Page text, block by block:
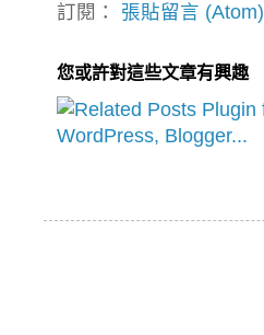
訂閱： 張貼留言 (Atom)
您或許對這些文章有興趣